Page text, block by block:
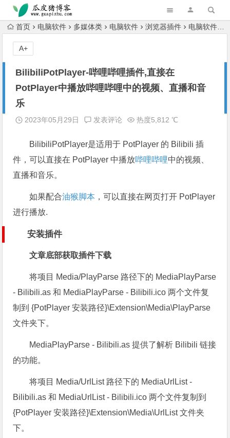
跳转到主内容
首页 电脑软件 多媒体类 电脑软件 浏览器插件 电脑软件
BilibiliPotPlayer-哔哩哔哩插件,直接在
PotPlayer中播放哔哩哔哩中的视频、直播和音
乐
2023年05月29日 发表评论 热度5,812 ℃
BilibiliPotPlayer是适用于 PotPlayer 的 Bilibili 插
件，可以直接在 PotPlayer 中播放哔哩哔哩中的视频、
直播和音乐。
如果配合油猴脚本 ，可以直接在网页打开 PotPlayer
进行播放.
安装插件
文章底部获取插件下载
将项目 Media/PlayParse 路径下的 MediaPlayParse
- Bilibili.as 和 MediaPlayParse - Bilibili.ico 两个文件复
制到 {PotPlayer 安装路径}\Extension\Media\PlayParse
文件夹下。
MediaPlayParse - Bilibili.as 提供了解析 Bilibili 链接
的功能。
将项目 Media/UrlList 路径下的 MediaUrlList -
Bilibili.as 和 MediaUrlList - Bilibili.ico 两个文件复制到
{PotPlayer 安装路径}\Extension\Media\UrlList 文件夹
下。
A+